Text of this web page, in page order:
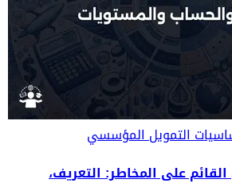
التمويل المؤسسي
على المخاطر: التعريف،